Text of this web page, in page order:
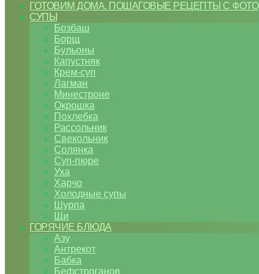
ГОТОВИМ ДОМА. ПОШАГОВЫЕ РЕЦЕПТЫ С ФОТО
СУПЫ
Бозбаш
Борщ
Бульоны
Капустняк
Крем-суп
Лагман
Минестроне
Окрошка
Похлебка
Рассольник
Свекольник
Солянка
Суп-пюре
Уха
Харчо
Холодные супы
Шурпа
Щи
ГОРЯЧИЕ БЛЮДА
Азу
Антрекот
Бабка
Бефстроганов